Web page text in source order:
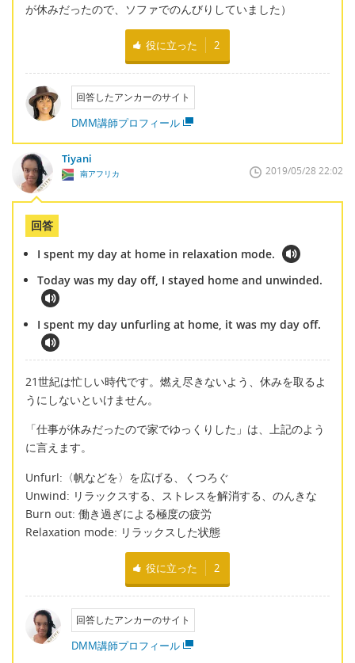
が休みだったので、ソファでのんびりしていました）
役に立った 2
回答したアンカーのサイト
DMM講師プロフィール
Tiyani
南アフリカ 2019/05/28 22:02
回答
I spent my day at home in relaxation mode.
Today was my day off, I stayed home and unwinded.
I spent my day unfurling at home, it was my day off.
21世紀は忙しい時代です。燃え尽きないよう、休みを取るよ
うにしないといけません。
「仕事が休みだったので家でゆっくりした」は、上記のよう
に言えます。
Unfurl:〈帆などを〉を広げる、くつろぐ
Unwind: リラックスする、ストレスを解消する、のんきな
Burn out: 働き過ぎによる極度の疲労
Relaxation mode: リラックスした状態
役に立った 2
回答したアンカーのサイト
DMM講師プロフィール